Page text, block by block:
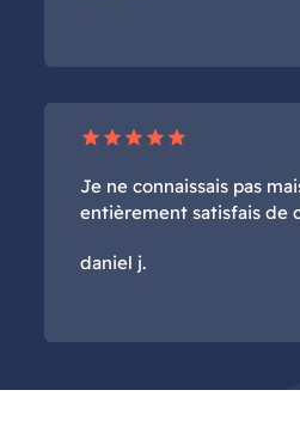
star star star star star
Je ne connaissais pas
entièrement satisfais de
daniel j.